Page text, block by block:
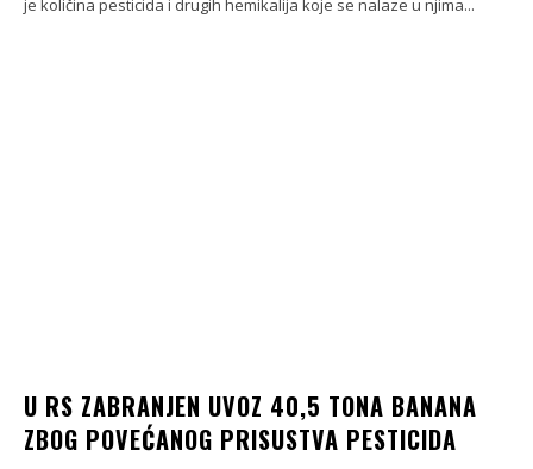
je količina pesticida i drugih hemikalija koje se nalaze u njima...
U RS ZABRANJEN UVOZ 40,5 TONA BANANA
ZBOG POVEĆANOG PRISUSTVA PESTICIDA